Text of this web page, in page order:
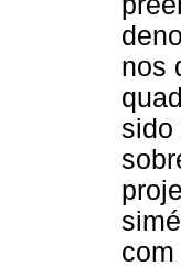
nos
sido